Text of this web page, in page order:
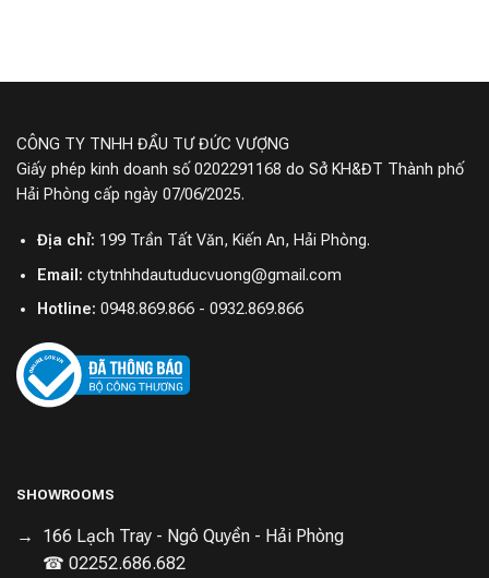
CÔNG TY TNHH ĐẦU TƯ ĐỨC VƯỢNG
Giấy phép kinh doanh số 0202291168 do Sở KH&ĐT Thành phố
Hải Phòng cấp ngày 07/06/2025.
Địa chỉ: 199 Trần Tất Văn, Kiến An, Hải Phòng.
Email: ctytnhhdautuducvuong@gmail.com
Hotline: 0948.869.866 - 0932.869.866
SHOWROOMS
166 Lạch Tray - Ngô Quyền - Hải Phòng
☎ 02252.686.682